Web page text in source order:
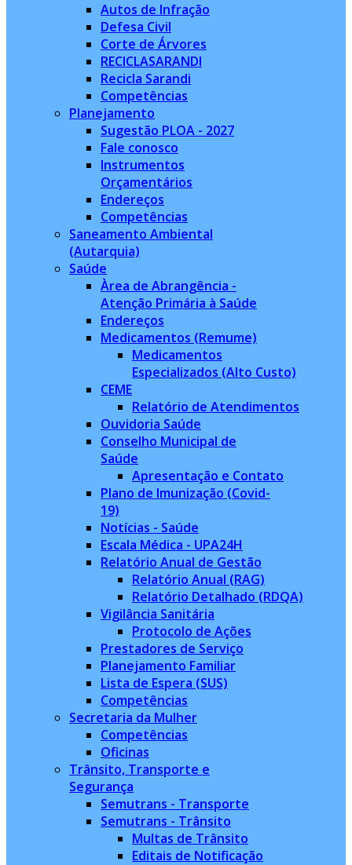
Autos de Infração
Defesa Civil
Corte de Árvores
RECICLASARANDI
Recicla Sarandi
Competências
Planejamento
Sugestão PLOA - 2027
Fale conosco
Instrumentos
Orçamentários
Endereços
Competências
Saneamento Ambiental
(Autarquia)
Saúde
Àrea de Abrangência -
Atenção Primária à Saúde
Endereços
Medicamentos (Remume)
Medicamentos
Especializados (Alto Custo)
CEME
Relatório de Atendimentos
Ouvidoria Saúde
Conselho Municipal de
Saúde
Apresentação e Contato
Plano de Imunização (Covid-
19)
Notícias - Saúde
Escala Médica - UPA24H
Relatório Anual de Gestão
Relatório Anual (RAG)
Relatório Detalhado (RDQA)
Vigilância Sanitária
Protocolo de Ações
Prestadores de Serviço
Planejamento Familiar
Lista de Espera (SUS)
Competências
Secretaria da Mulher
Competências
Oficinas
Trânsito, Transporte e
Segurança
Semutrans - Transporte
Semutrans - Trânsito
Multas de Trânsito
Editais de Notificação